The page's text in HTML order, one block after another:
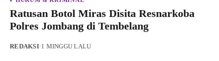
Ratusan Botol Miras Disita Resnarkoba
Polres Jombang di Tembelang
REDAKSI·1 MINGGU LALU